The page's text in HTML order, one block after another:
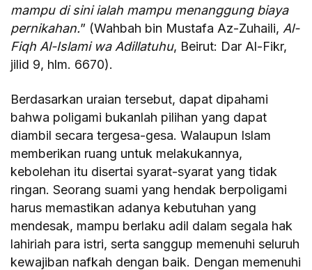
mampu di sini ialah mampu menanggung biaya
pernikahan.” (Wahbah bin Mustafa Az-Zuhaili, Al-
Fiqh Al-Islami wa Adillatuhu, Beirut: Dar Al-Fikr,
jilid 9, hlm. 6670).
Berdasarkan uraian tersebut, dapat dipahami
bahwa poligami bukanlah pilihan yang dapat
diambil secara tergesa-gesa. Walaupun Islam
memberikan ruang untuk melakukannya,
kebolehan itu disertai syarat-syarat yang tidak
ringan. Seorang suami yang hendak berpoligami
harus memastikan adanya kebutuhan yang
mendesak, mampu berlaku adil dalam segala hak
lahiriah para istri, serta sanggup memenuhi seluruh
kewajiban nafkah dengan baik. Dengan memenuhi